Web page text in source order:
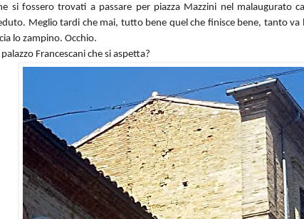
si fossero trovati a passare per piazza Mazzini nel malaugurato
Meglio tardi che mai, tutto bene quel che finisce bene, tanto va
lo zampino. Occhio.
Francescani che si aspetta?